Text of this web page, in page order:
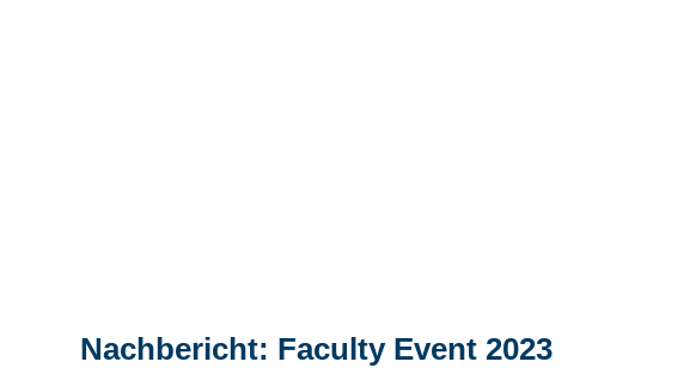
Nachbericht: Faculty Event 2023